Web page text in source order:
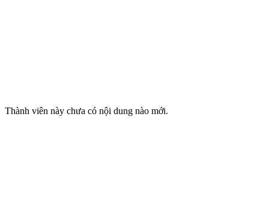
Thành viên này chưa có nội dung nào mới.